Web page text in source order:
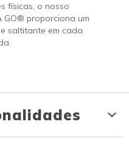
físicas, o nosso
GO® proporciona um
saltitante em cada